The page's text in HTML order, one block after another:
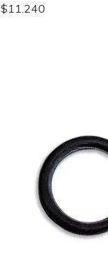
$11.240